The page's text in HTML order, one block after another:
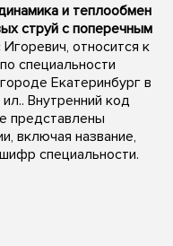
и теплообмен
струй с поперечным
относится к
специальности
Екатеринбург в
Внутренний код
представлены
включая название,
специальности.